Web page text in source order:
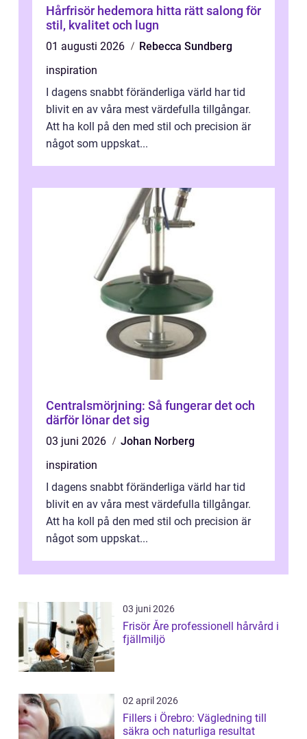
Hårfrisör hedemora hitta rätt salong för
stil, kvalitet och lugn
01 augusti 2026
Rebecca Sundberg
inspiration
I dagens snabbt föränderliga värld har tid
blivit en av våra mest värdefulla tillgångar.
Att ha koll på den med stil och precision är
något som uppskat...
Centralsmörjning: Så fungerar det och
därför lönar det sig
03 juni 2026
Johan Norberg
inspiration
I dagens snabbt föränderliga värld har tid
blivit en av våra mest värdefulla tillgångar.
Att ha koll på den med stil och precision är
något som uppskat...
03 juni 2026
Frisör Åre professionell hårvård i
fjällmiljö
02 april 2026
Fillers i Örebro: Vägledning till
säkra och naturliga resultat